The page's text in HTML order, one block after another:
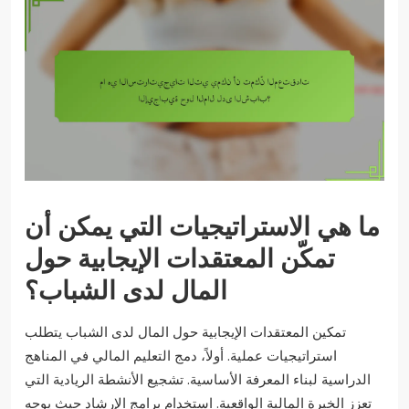
ما هي الاستراتيجيات التي يمكن أن
تمكّن المعتقدات الإيجابية حول
المال لدى الشباب؟
تمكين المعتقدات الإيجابية حول المال لدى الشباب يتطلب
استراتيجيات عملية. أولاً، دمج التعليم المالي في المناهج
الدراسية لبناء المعرفة الأساسية. تشجيع الأنشطة الريادية التي
تعزز الخبرة المالية الواقعية. استخدام برامج الإرشاد حيث يوجه